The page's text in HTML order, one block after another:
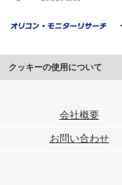
クッキーの使用について
このサイトでは Cookie を使
行っています。
メディアや広告配信、デー
各パートナーは、この情報
ユーザーが各パートナーの
会社概要
お問い合わせ